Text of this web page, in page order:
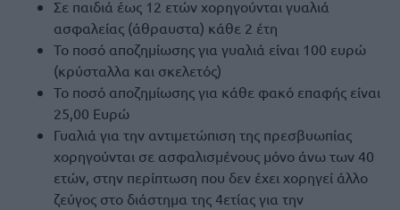
Σε παιδιά έως 12 ετών χορηγούνται γυαλιά
ασφαλείας (άθραυστα) κάθε 2 έτη
Το ποσό αποζημίωσης για γυαλιά είναι 100 ευρώ
(κρύσταλλα και σκελετός)
Το ποσό αποζημίωσης για κάθε φακό επαφής είναι
25,00 Ευρώ
Γυαλιά για την αντιμετώπιση της πρεσβυωπίας
χορηγούνται σε ασφαλισμένους μόνο άνω των 40
ετών, στην περίπτωση που δεν έχει χορηγεί άλλο
ζεύγος στο διάστημα της 4ετίας για την